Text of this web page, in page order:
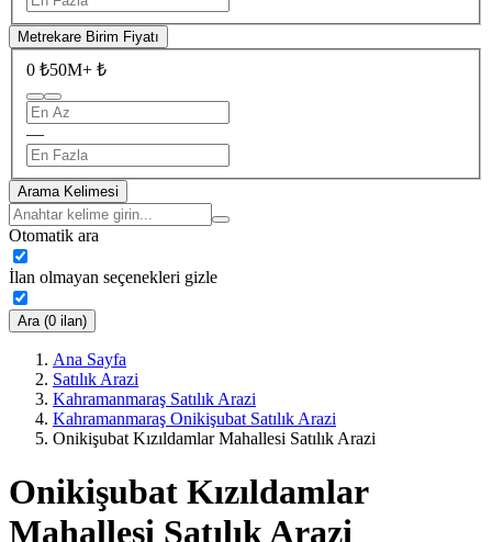
Metrekare Birim Fiyatı
0 ₺50M+ ₺
—
Arama Kelimesi
Otomatik ara
İlan olmayan seçenekleri gizle
Ara (0 ilan)
Ana Sayfa
Satılık Arazi
Kahramanmaraş Satılık Arazi
Kahramanmaraş Onikişubat Satılık Arazi
Onikişubat Kızıldamlar Mahallesi Satılık Arazi
Onikişubat Kızıldamlar
Mahallesi Satılık Arazi